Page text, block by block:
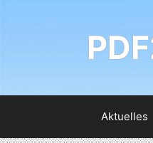
Aktuelles